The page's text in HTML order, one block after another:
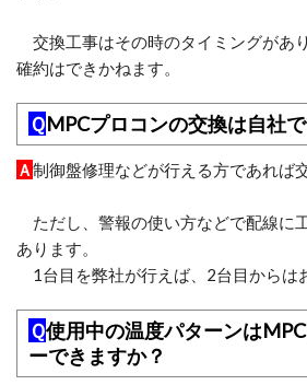
交換工事はその時のタイミングがあ
確約はできかねます。
ＱMPCプロコンの交換は自社
Ａ制御盤修理などが行える方であれば
ただし、警報の使い方などで配線に
あります。
1台目を弊社が行えば、2台目からは
Ｑ使用中の温度パターンは
ーできますか？